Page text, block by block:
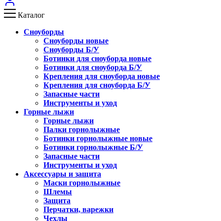
Каталог
Сноуборды
Сноуборды новые
Сноуборды Б/У
Ботинки для сноуборда новые
Ботинки для сноуборда Б/У
Крепления для сноуборда новые
Крепления для сноуборда Б/У
Запасные части
Инструменты и уход
Горные лыжи
Горные лыжи
Палки горнолыжные
Ботинки горнолыжные новые
Ботинки горнолыжные Б/У
Запасные части
Инструменты и уход
Аксессуары и защита
Маски горнолыжные
Шлемы
Защита
Перчатки, варежки
Чехлы